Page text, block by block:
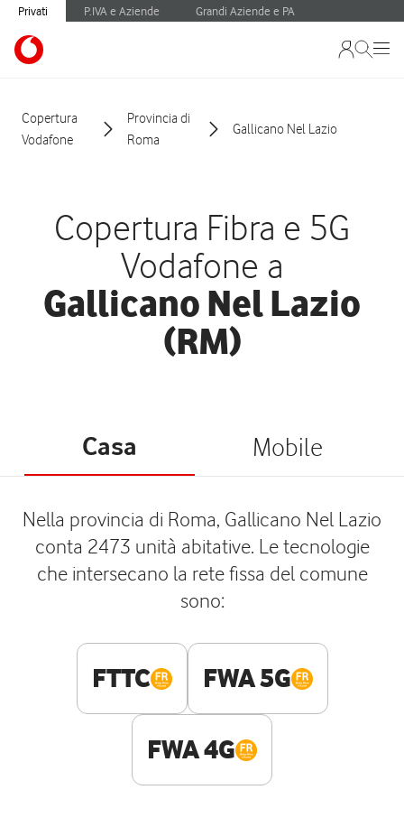
Privati P.IVA e Aziende Grandi Aziende e PA
Copertura
Vodafone
Provincia di
Roma
Gallicano Nel Lazio
Copertura Fibra e 5G
Vodafone a
Gallicano Nel Lazio
(RM)
Casa Mobile
Nella provincia di Roma, Gallicano Nel Lazio
conta 2473 unità abitative. Le tecnologie
che intersecano la rete fissa del comune
sono:
FTTC FWA 5G
FWA 4G